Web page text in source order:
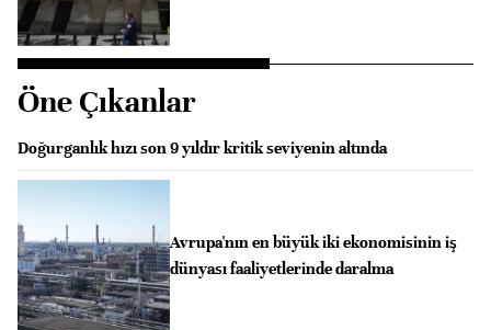
Öne Çıkanlar
Doğurganlık hızı son 9 yıldır kritik seviyenin altında
Avrupa'nın en büyük iki ekonomisinin iş
dünyası faaliyetlerinde daralma